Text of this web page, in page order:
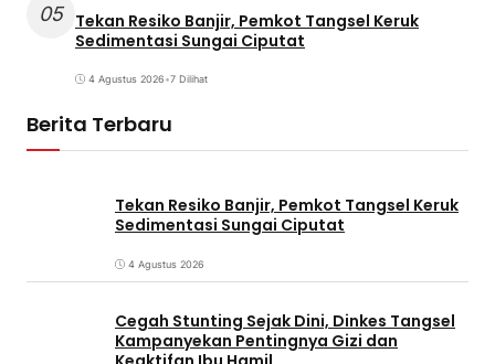
05 Tekan Resiko Banjir, Pemkot Tangsel Keruk
Sedimentasi Sungai Ciputat
4 Agustus 2026•7 Dilihat
Berita Terbaru
Tekan Resiko Banjir, Pemkot Tangsel Keruk
Sedimentasi Sungai Ciputat
4 Agustus 2026
Cegah Stunting Sejak Dini, Dinkes Tangsel
Kampanyekan Pentingnya Gizi dan